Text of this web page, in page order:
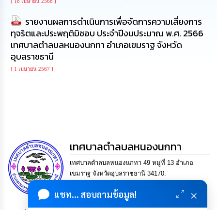
นโยบาย
Gift
Policy
การ
ดำเนิน
การ
ส่ง
เสริม
คุณธรรม
และ
ความ
โปร่งใส
รายงานผลการดำเนินการเพื่อจัดการความเสี่ยงการ
ทุจริตและประพฤติมิชอบ ประจําปีงบประมาณ พ.ศ. 2566
เทศบาลตำลบลหนองนกทา อำเภอเขมราฐ จังหวัด
อุบลราชธานี
[ 1 เมษายน 2567 ]
แชท... สอบถามข้อมูล! ×
เทศบาลตำลบลหนองนกทา
เทศบาลตำลบลหนองนกทา 49 หมู่ที่ 13 อำเภอ
เขมราฐ จังหวัดอุบลราชธานี 34170.
saraban@nongnoktha.go.th